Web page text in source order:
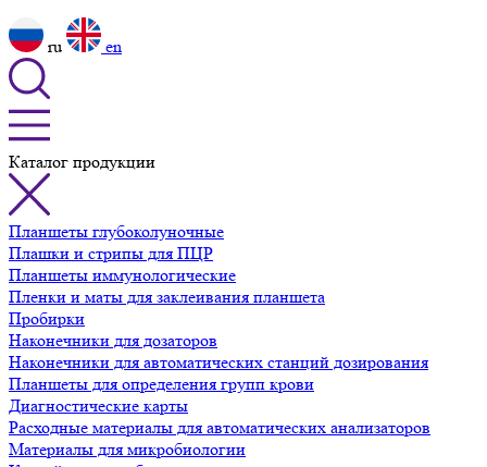
ru en
Каталог продукции
Планшеты глубоколуночные
Плашки и стрипы для ПЦР
Планшеты иммунологические
Пленки и маты для заклеивания планшета
Пробирки
Наконечники для дозаторов
Наконечники для автоматических станций дозирования
Планшеты для определения групп крови
Диагностические карты
Расходные материалы для автоматических анализаторов
Материалы для микробиологии